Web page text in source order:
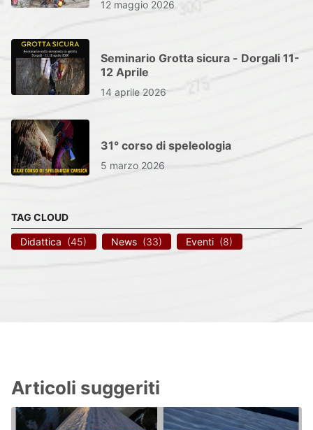
12 maggio 2026
Seminario Grotta sicura - Dorgali 11-
12 Aprile
14 aprile 2026
31° corso di speleologia
5 marzo 2026
TAG CLOUD
Didattica (45) News (33) Eventi (8)
Articoli suggeriti